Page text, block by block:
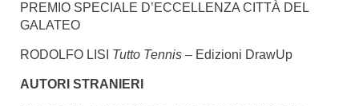
PREMIO SPECIALE D’ECCELLENZA CITTÀ DEL
GALATEO
RODOLFO LISI Tutto Tennis – Edizioni DrawUp
AUTORI STRANIERI